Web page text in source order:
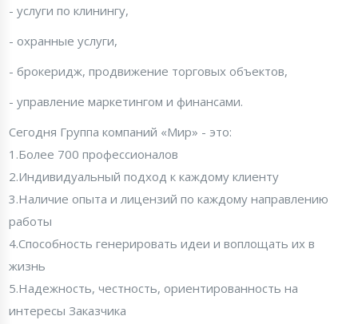
- услуги по клинингу,
- охранные услуги,
- брокеридж, продвижение торговых объектов,
- управление маркетингом и финансами.
Сегодня Группа компаний «Мир» - это:
1.Более 700 профессионалов
2.Индивидуальный подход к каждому клиенту
3.Наличие опыта и лицензий по каждому направлению
работы
4.Способность генерировать идеи и воплощать их в
жизнь
5.Надежность, честность, ориентированность на
интересы Заказчика